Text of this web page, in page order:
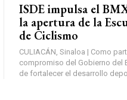
ISDE impulsa el
la apertura de la
de Ciclismo
CULIACÁN, Sinaloa | Como
compromiso del Gobierno del
de fortalecer el desarrollo